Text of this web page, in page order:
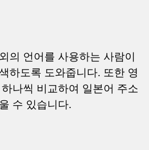
의 언어를 사용하는 사람이
하도록 도와줍니다. 또한 영
나씩 비교하여 일본어 주소
수 있습니다.